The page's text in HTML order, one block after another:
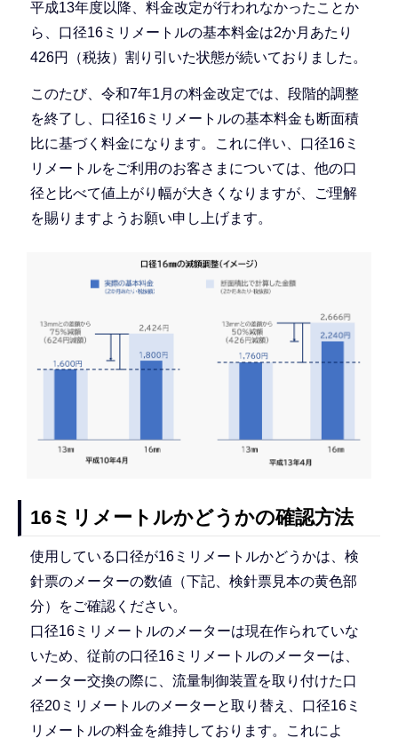
平成13年度以降、料金改定が行われなかったことか
ら、口径16ミリメートルの基本料金は2か月あたり
426円（税抜）割り引いた状態が続いておりました。
このたび、令和7年1月の料金改定では、段階的調整
を終了し、口径16ミリメートルの基本料金も断面積
比に基づく料金になります。これに伴い、口径16ミ
リメートルをご利用のお客さまについては、他の口
径と比べて値上がり幅が大きくなりますが、ご理解
を賜りますようお願い申し上げます。
16ミリメートルかどうかの確認方法
使用している口径が16ミリメートルかどうかは、検
針票のメーターの数値（下記、検針票見本の黄色部
分）をご確認ください。
口径16ミリメートルのメーターは現在作られていな
いため、従前の口径16ミリメートルのメーターは、
メーター交換の際に、流量制御装置を取り付けた口
径20ミリメートルのメーターと取り替え、口径16ミ
リメートルの料金を維持しております。これによ